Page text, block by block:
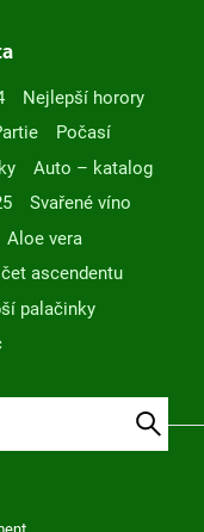
Nejlepší horory
Počasí
Auto – katalog
Svařené víno
Aloe vera
ascendentu
palačinky